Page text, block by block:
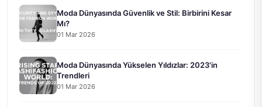
Moda Dünyasında Güvenlik ve Stil: Birbirini Kesar
Mı?
01 Mar 2026
Moda Dünyasında Yükselen Yıldızlar: 2023'in
Trendleri
01 Mar 2026